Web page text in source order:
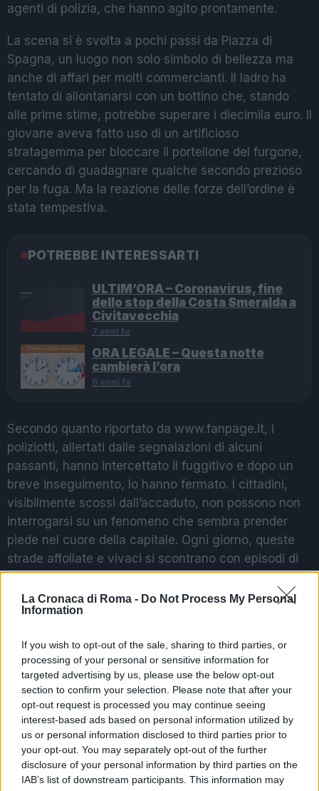
La Cronaca di Roma - Do Not Process My Personal
Information
If you wish to opt-out of the sale, sharing to third parties, or
processing of your personal or sensitive information for
targeted advertising by us, please use the below opt-out
section to confirm your selection. Please note that after your
opt-out request is processed you may continue seeing
interest-based ads based on personal information utilized by
us or personal information disclosed to third parties prior to
your opt-out. You may separately opt-out of the further
disclosure of your personal information by third parties on the
IAB’s list of downstream participants. This information may
agenti di polizia, che hanno agito prontamente.
La scena si è svolta a pochi passi da Piazza di
Spagna, un luogo non solo simbolo di bellezza ma
anche di affari per molti commercianti. Il ladro ha
tentato di allontanarsi con un bottino che, stando
alle prime stime, potrebbe superare i diecimila euro. Il
giovane aveva fatto uso di un artificioso
stratagemma per bloccare il portellone del furgone,
cercando di guadagnare qualche secondo prezioso
per la fuga. Ma la reazione delle forze dell’ordine è
stata tempestiva.
POTREBBE INTERESSARTI
ULTIM’ORA – Coronavirus, fine
dello stop della Costa Smeralda a
Civitavecchia
7 anni fa
ORA LEGALE – Questa notte
cambierà l’ora
6 anni fa
Secondo quanto riportato da www.fanpage.it, i
poliziotti, allertati dalle segnalazioni di alcuni
passanti, hanno intercettato il fuggitivo e dopo un
breve inseguimento, lo hanno fermato. I cittadini,
visibilmente scossi dall’accaduto, non possono non
interrogarsi su un fenomeno che sembra prender
piede nel cuore della capitale. Ogni giorno, queste
strade affollate e vivaci si scontrano con episodi di
criminalità sempre più audaci.
Ma quali sono le ripercussioni per i romani? La
tranquille può allarmare commercianti e turisti. Gli
imprenditori che con tanta fatica cercano di
mantenere in vita le loro attività, si trovano a dover
affrontare non solo crisi economiche, ma anche
questo nuovo nemico: il furto e la criminalità. Sarà
fondamentale che le forze dell’ordine intensifichino i
controlli per garantire una maggiore sicurezza.